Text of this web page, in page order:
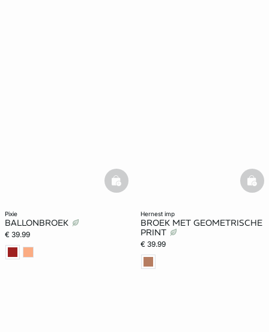
pixie
BALLONBROEK
€ 39.99
basketfull
hernest imp
BROEK MET GEOMETRISCHE
PRINT
€ 39.99